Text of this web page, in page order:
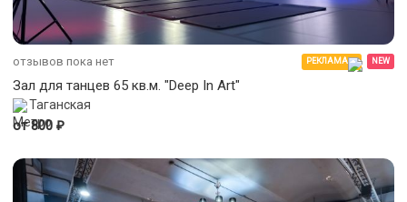
отзывов пока нет РЕКЛАМА NEW
Зал для танцев 65 кв.м. "Deep In Art"
Таганская
от 800 ₽